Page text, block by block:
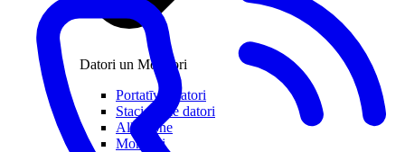
Datori un Monitori
Portatīvie datori
Stacionārie datori
All in one
Monitori